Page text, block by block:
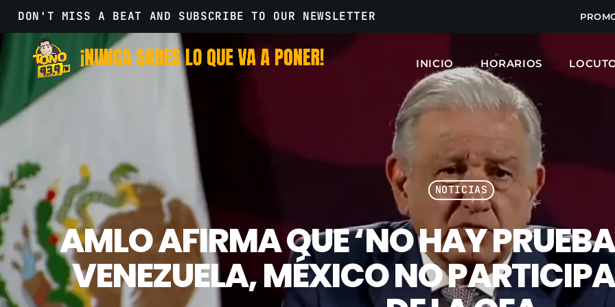
DON'T MISS A BEAT AND SUBSCRIBE TO OUR NEWSLETTER
INICIO HORARIOS
ARCHIVOS
marzo 2025
febrero 2025
enero 2025
diciembre 2024
noviembre 2024
octubre 2024
NOTICIAS
AMLO AFIRMA QUE ‘NO HAY
VENEZUELA, MÉXICO NO